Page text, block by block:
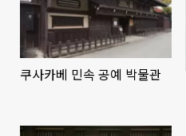
쿠사카베 민속 공예 박물관